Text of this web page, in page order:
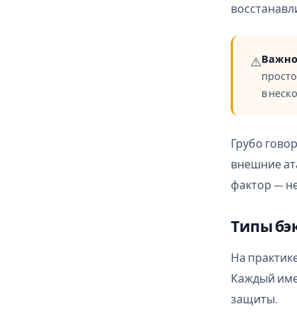
⚠️
в
Грубо
внешние
фактор —
Типы
На
Каждый
защиты.